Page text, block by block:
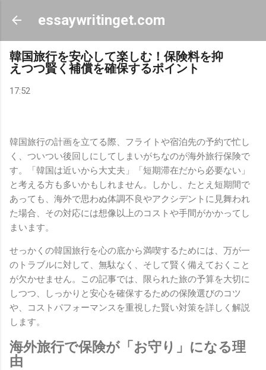
スキップしてメイン コンテンツに移動
essaywritinget.com
韓国旅行を安心して楽しむ！保険料を抑
えつつ賢く補償を確保するポイント
17:52
韓国旅行の計画を立てる際、フライトや宿泊先の予約で忙し
く、ついつい後回しにしてしまいがちなのが海外旅行保険で
す。「韓国は近いから大丈夫」「短期滞在だから必要ない」
と考える方も多いかもしれません。しかし、たとえ短期間で
あっても、海外で思わぬ体調不良やアクシデントに見舞われ
た場合、その対応には想像以上のコストや手間がかかってし
まいます。
せっかくの韓国旅行を心の底から満喫するためには、万が一
のトラブルに対して、無駄なく、そして賢く備えておくこと
が欠かせません。この記事では、限られた旅の予算を大切に
しつつ、しっかりと安心を確保するための保険選びのコツ
や、コストパフォーマンスを重視した賢い対策を詳しく解説
します。
海外旅行で保険が「お守り」になる理
由